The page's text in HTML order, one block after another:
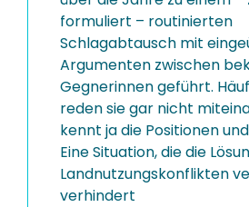
formuliert – routinierten
Schlagabtausch mit
Argumenten zwischen
Gegnerinnen geführt.
reden sie gar nicht
kennt ja die Positionen
Eine Situation, die die
Landnutzungskonflikten
verhindert